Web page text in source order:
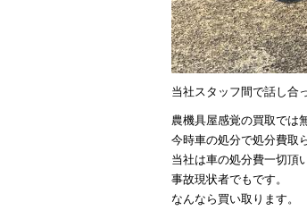
当社スタッフ間で話し合
農機具屋感覚の買取では
今時車の処分で処分費取
当社は車の処分費一切頂
事故現状者でもです。
なんなら買い取ります。